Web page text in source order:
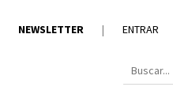
NEWSLETTER | ENTRAR